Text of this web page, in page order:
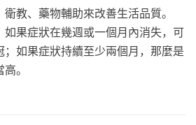
教、藥物輔助來改善生活品質。
果症狀在幾週或一個月內消失，可
；如果症狀持續至少兩個月，那麼是
。